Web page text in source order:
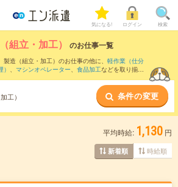
気になる! ログイン 検索
組立・加工） のお仕事一覧
造（組立・加工）のお仕事の他に、 軽作業（仕分
、 マシンオペレーター、 食品加工などを取り揃え
製造（組立・加工）のお仕事とは？とは？
工） 条件の変更
平均時給: 1,130 円
新着順 時給順